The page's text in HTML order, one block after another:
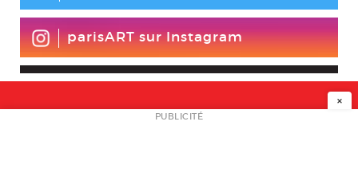
parisART sur Instagram
NEWSLETTER
×
PUBLICITÉ